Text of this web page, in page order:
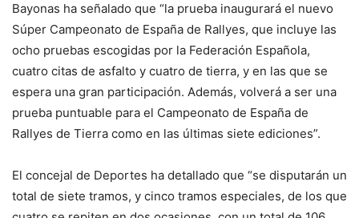
Bayonas ha señalado que “la prueba inaugurará el nuevo
Súper Campeonato de España de Rallyes, que incluye las
ocho pruebas escogidas por la Federación Española,
cuatro citas de asfalto y cuatro de tierra, y en las que se
espera una gran participación. Además, volverá a ser una
prueba puntuable para el Campeonato de España de
Rallyes de Tierra como en las últimas siete ediciones”.
El concejal de Deportes ha detallado que “se disputarán un
total de siete tramos, y cinco tramos especiales, de los que